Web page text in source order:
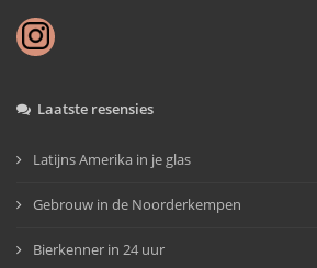
Laatste resensies
Latijns Amerika in je glas
Gebrouw in de Noorderkempen
Bierkenner in 24 uur